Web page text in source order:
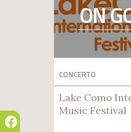
ON
CONCERTO
Lake Como
Music Festival